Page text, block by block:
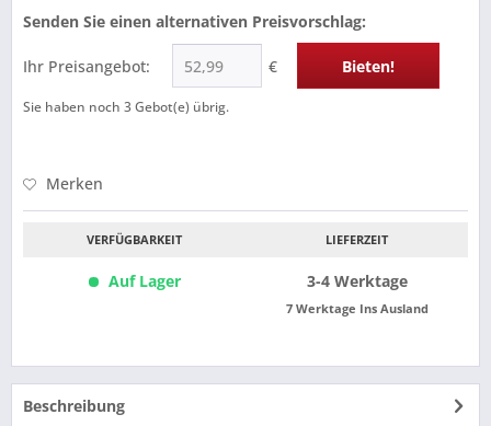
Senden Sie einen alternativen Preisvorschlag:
Ihr Preisangebot: € Bieten!
Sie haben noch 3Gebot(e) übrig.
Merken
VERFÜGBARKEIT
Auf Lager
LIEFERZEIT
3-4 Werktage
7 Werktage Ins Ausland
Beschreibung